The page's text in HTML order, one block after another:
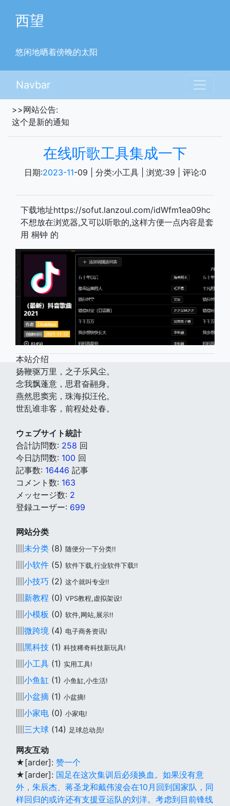
西望
悠闲地晒着傍晚的太阳
Navbar
>>网站公告:
这个是新的通知
在线听歌工具集成一下
日期:2023-11-09 | 分类:小工具 | 浏览:39 | 评论:0
下载地址https://sofut.lanzoul.com/idWfm1ea09hc
不想放在浏览器,又可以听歌的,这样方便一点内容是套
用 桐钟 的
本站介绍
扬鞭驱万里，之子乐风尘。
念我飘蓬意，思君奋翮身。
燕然思窦宪，珠海拟汪伦。
世乱谁非客，前程处处春。
ウェブサイト統計
合計訪問数: 258 回
今日訪問数: 100 回
記事数: 16446 記事
コメント数: 163
メッセージ数: 2
登録ユーザー: 699
网站分类
未分类 (8) 随便分一下分类!!
小软件 (5) 软件下载,行业软件下载!!
小技巧 (2) 这个就叫专业!!
新教程 (0) VPS教程,虚拟架设!
小模板 (0) 软件,网站,展示!!
微跨境 (4) 电子商务资讯!
黑科技 (1) 科技稀奇科技新玩具!
小工具 (1) 实用工具!
小鱼缸 (1) 小鱼缸,小生活!
小盆摘 (1) 小盆摘!
小家电 (0) 小家电!
三大球 (14) 足球总动员!
网友互动
★[arder]: 赞一个
★[arder]: 国足在这次集训后必须换血。如果没有意
外，朱辰杰、蒋圣龙和戴伟浚会在10月回到国家队，同
样回归的或许还有支援亚运队的刘洋。考虑到目前锋线